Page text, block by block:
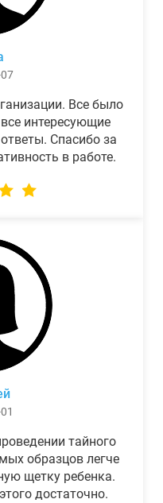
Все было
интересующие
Спасибо за
в работе.
тайного
образцов легче
щетку ребенка.
достаточно.